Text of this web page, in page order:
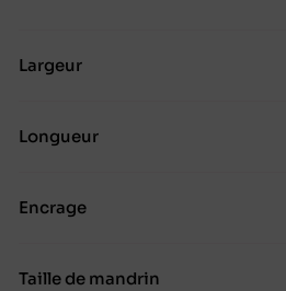
Largeur
Longueur
Encrage
Taille de mandrin